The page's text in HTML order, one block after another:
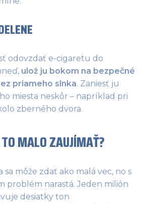
odovzdať e-cigaretu do
ulož ju bokom na bezpečné
priameho slnka. Zaniesť ju
miesta neskôr – napríklad pri
zberného dvora.
MALO ZAUJÍMAŤ?
sa môže zdať ako malá vec, no s
problém narastá. Jeden milión
desiatky ton